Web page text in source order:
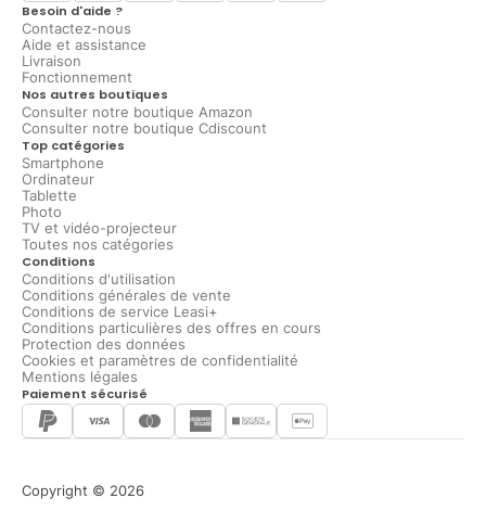
Besoin d'aide ?
Contactez-nous
Aide et assistance
Livraison
Fonctionnement
Nos autres boutiques
Consulter notre boutique Amazon
Consulter notre boutique Cdiscount
Top catégories
Smartphone
Ordinateur
Tablette
Photo
TV et vidéo-projecteur
Toutes nos catégories
Conditions
Conditions d'utilisation
Conditions générales de vente
Conditions de service Leasi+
Conditions particulières des offres en cours
Protection des données
Cookies et paramètres de confidentialité
Mentions légales
Paiement sécurisé
Copyright © 2026